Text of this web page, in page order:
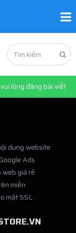
lòng đăng bài viết
dung website
Ads
web giá rẻ
miền
mật SSL